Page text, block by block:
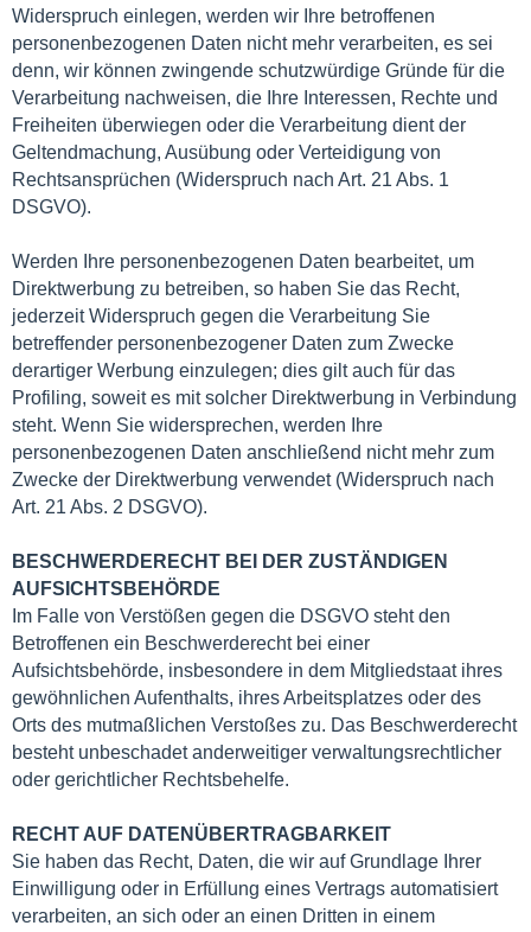
Widerspruch einlegen, werden wir Ihre betroffenen
personenbezogenen Daten nicht mehr verarbeiten, es sei
denn, wir können zwingende schutzwürdige Gründe für die
Verarbeitung nachweisen, die Ihre Interessen, Rechte und
Freiheiten überwiegen oder die Verarbeitung dient der
Geltendmachung, Ausübung oder Verteidigung von
Rechtsansprüchen (Widerspruch nach Art. 21 Abs. 1
DSGVO).
Werden Ihre personenbezogenen Daten bearbeitet, um
Direktwerbung zu betreiben, so haben Sie das Recht,
jederzeit Widerspruch gegen die Verarbeitung Sie
betreffender personenbezogener Daten zum Zwecke
derartiger Werbung einzulegen; dies gilt auch für das
Profiling, soweit es mit solcher Direktwerbung in Verbindung
steht. Wenn Sie widersprechen, werden Ihre
personenbezogenen Daten anschließend nicht mehr zum
Zwecke der Direktwerbung verwendet (Widerspruch nach
Art. 21 Abs. 2 DSGVO).
BESCHWERDERECHT BEI DER ZUSTÄNDIGEN
AUFSICHTSBEHÖRDE
Im Falle von Verstößen gegen die DSGVO steht den
Betroffenen ein Beschwerderecht bei einer
Aufsichtsbehörde, insbesondere in dem Mitgliedstaat ihres
gewöhnlichen Aufenthalts, ihres Arbeitsplatzes oder des
Orts des mutmaßlichen Verstoßes zu. Das Beschwerderecht
besteht unbeschadet anderweitiger verwaltungsrechtlicher
oder gerichtlicher Rechtsbehelfe.
RECHT AUF DATENÜBERTRAGBARKEIT
Sie haben das Recht, Daten, die wir auf Grundlage Ihrer
Einwilligung oder in Erfüllung eines Vertrags automatisiert
verarbeiten, an sich oder an einen Dritten in einem